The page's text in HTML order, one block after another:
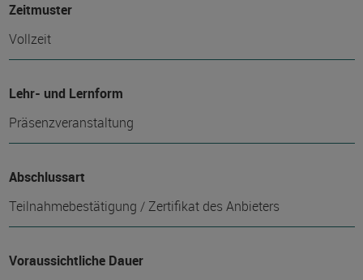
Zeitmuster
Vollzeit
Lehr- und Lernform
Präsenzveranstaltung
Abschlussart
Teilnahmebestätigung / Zertifikat des Anbieters
Voraussichtliche Dauer